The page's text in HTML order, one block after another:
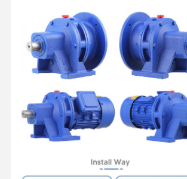
Inicio Videos